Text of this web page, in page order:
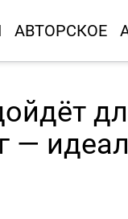
АВТОРСКОЕ
—